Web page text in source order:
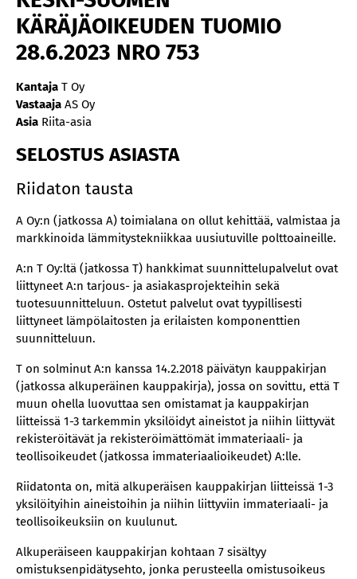
KÄRÄJÄOIKEUDEN TUOMIO
28.6.2023 NRO 753
Kantaja T Oy
Vastaaja AS Oy
Asia Riita-asia
SELOSTUS ASIASTA
Riidaton tausta
A Oy:n (jatkossa A) toimialana on ollut kehittää, valmistaa ja
markkinoida lämmitystekniikkaa uusiutuville polttoaineille.
A:n T Oy:ltä (jatkossa T) hankkimat suunnittelupalvelut ovat
liittyneet A:n tarjous- ja asiakasprojekteihin sekä
tuotesuunnitteluun. Ostetut palvelut ovat tyypillisesti
liittyneet lämpölaitosten ja erilaisten komponenttien
suunnitteluun.
T on solminut A:n kanssa 14.2.2018 päivätyn kauppakirjan
(jatkossa alkuperäinen kauppakirja), jossa on sovittu, että T
muun ohella luovuttaa sen omistamat ja kauppakirjan
liitteissä 1-3 tarkemmin yksilöidyt aineistot ja niihin liittyvät
rekisteröitävät ja rekisteröimättömät immateriaali- ja
teollisoikeudet (jatkossa immateriaalioikeudet) A:lle.
Riidatonta on, mitä alkuperäisen kauppakirjan liitteissä 1-3
yksilöityihin aineistoihin ja niihin liittyviin immateriaali- ja
teollisoikeuksiin on kuulunut.
Alkuperäiseen kauppakirjan kohtaan 7 sisältyy
omistuksenpidätysehto, jonka perusteella omistusoikeus